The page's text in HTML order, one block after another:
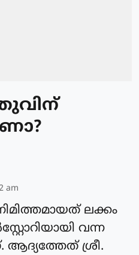
am
ലക്കം
വന്ന
ശ്രീ.